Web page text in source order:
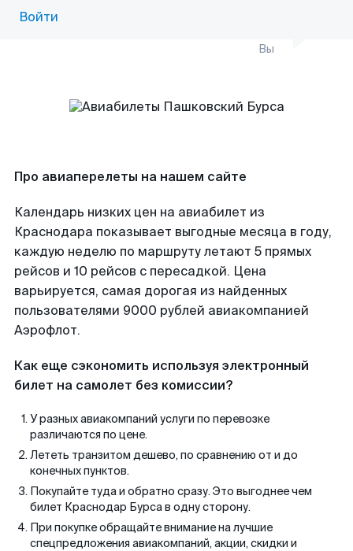
Войти
Вы
Про авиаперелеты на нашем сайте
Календарь низких цен на авиабилет из
Краснодара показывает выгодные месяца в году,
каждую неделю по маршруту летают 5 прямых
рейсов и 10 рейсов с пересадкой. Цена
варьируется, самая дорогая из найденных
пользователями 9000 рублей авиакомпанией
Аэрофлот.
Как еще сэкономить используя электронный
билет на самолет без комиссии?
У разных авиакомпаний услуги по перевозке
различаются по цене.
Лететь транзитом дешево, по сравнению от и до
конечных пунктов.
Покупайте туда и обратно сразу. Это выгоднее чем
билет Краснодар Бурса в одну сторону.
При покупке обращайте внимание на лучшие
спецпредложения авиакомпаний, акции, скидки и